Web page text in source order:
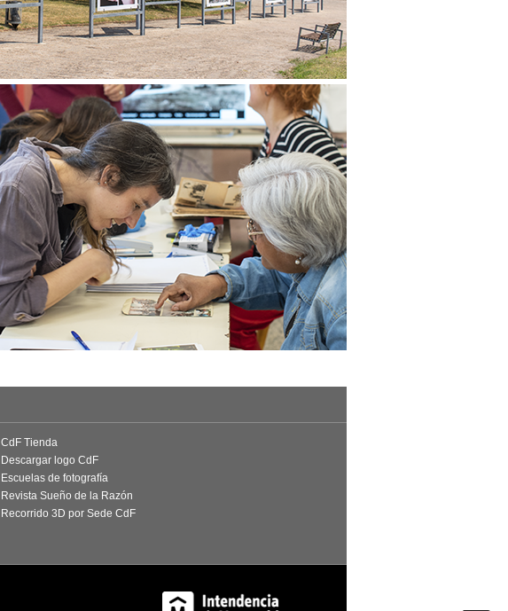
CdF Tienda
Descargar logo CdF
Escuelas de fotografía
Revista Sueño de la Razón
Recorrido 3D por Sede CdF